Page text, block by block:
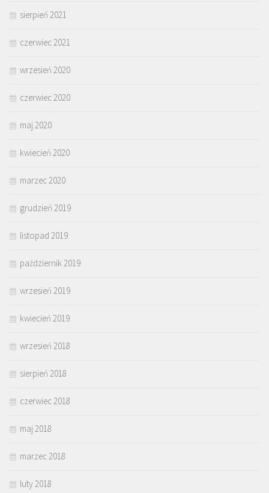
sierpień 2021
czerwiec 2021
wrzesień 2020
czerwiec 2020
maj 2020
kwiecień 2020
marzec 2020
grudzień 2019
listopad 2019
październik 2019
wrzesień 2019
kwiecień 2019
wrzesień 2018
sierpień 2018
czerwiec 2018
maj 2018
marzec 2018
luty 2018